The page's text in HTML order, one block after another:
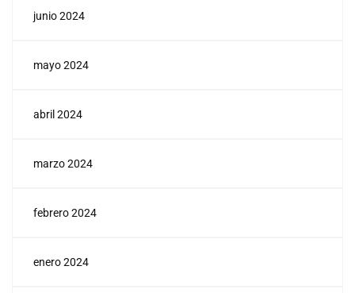
junio 2024
mayo 2024
abril 2024
marzo 2024
febrero 2024
enero 2024